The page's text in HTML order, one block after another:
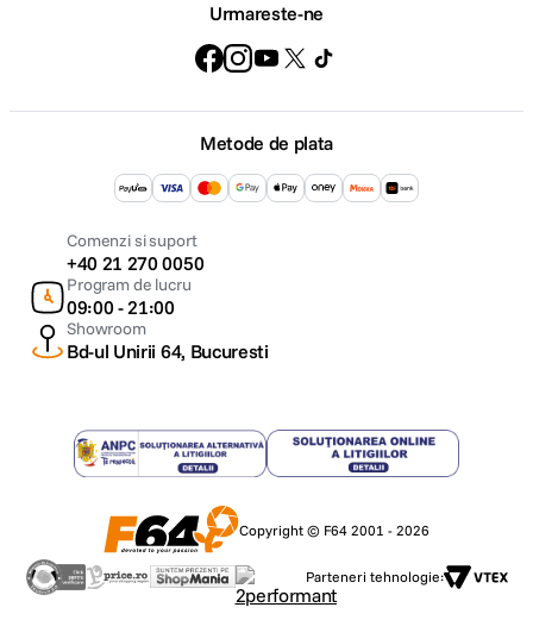
Urmareste-ne
Metode de plata
Comenzi si suport
+40 21 270 0050
Program de lucru
09:00 - 21:00
Showroom
Bd-ul Unirii 64, Bucuresti
Copyright © F64 2001 - 2026
Parteneri tehnologie: